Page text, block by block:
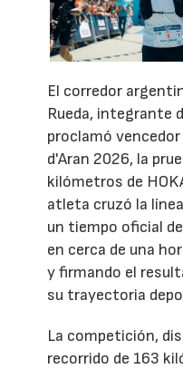
El corredor
Rueda, integrante
proclamó vencedor
d'Aran 2026, la
kilómetros de
atleta cruzó la
un tiempo oficial
en cerca de una
y firmando el
su trayectoria
La competición,
recorrido de 163